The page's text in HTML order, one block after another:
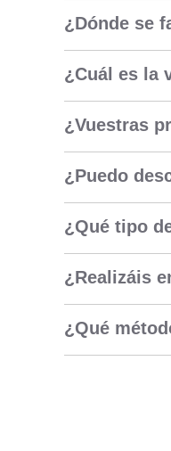
¿Dónde se
¿Cuál es la
¿Vuestras
¿Puedo
¿Qué tipo
¿Realizáis
¿Qué